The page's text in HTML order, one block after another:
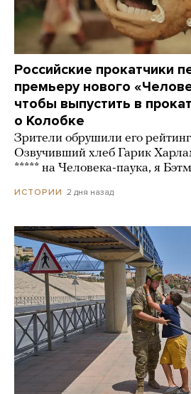
Российские прокатчики
премьеру нового
чтобы выпустить в
о Колобке
Зрители обрушили его
Озвучивший хлеб Гарик
***** на Человека-паука, я
ИСТОРИИ 2 дня назад